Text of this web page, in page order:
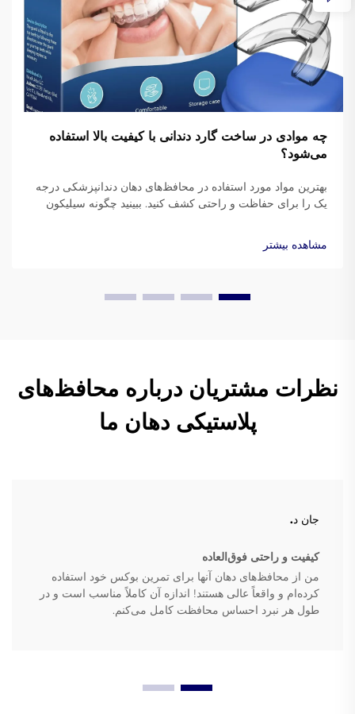
چه موادی در ساخت گارد دندانی با کیفیت بالا استفاده
می‌شود؟
بهترین مواد مورد استفاده در محافظ‌های دهان دندانپزشکی درجه
یک را برای حفاظت و راحتی کشف کنید. ببینید چگونه سیلیکون
بیشتر بخوانید.
مشاهده بیشتر
نظرات مشتریان درباره محافظ‌های
پلاستیکی دهان ما
جان د.
کیفیت و راحتی فوق‌العاده
من از محافظ‌های دهان آنها برای تمرین بوکس خود استفاده
کرده‌ام و واقعاً عالی هستند! اندازه آن کاملاً مناسب است و در
طول هر نبرد احساس محافظت کامل می‌کنم.